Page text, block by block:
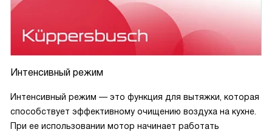
Интенсивный режим
Интенсивный режим — это функция для вытяжки, которая
способствует эффективному очищению воздуха на кухне.
При ее использовании мотор начинает работать